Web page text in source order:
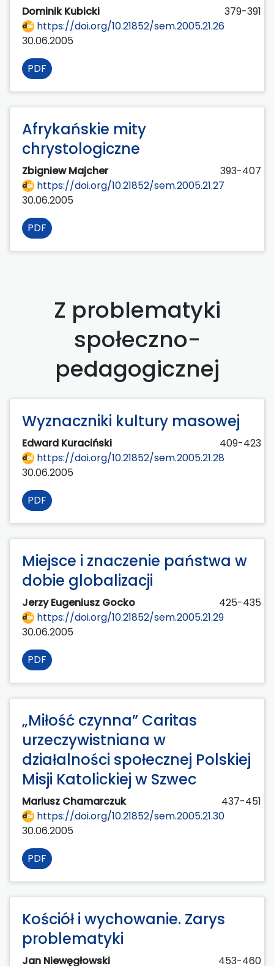
Dominik Kubicki
379-391
https://doi.org/10.21852/sem.2005.21.26
30.06.2005
PDF
Afrykańskie mity
chrystologiczne
Zbigniew Majcher
393-407
https://doi.org/10.21852/sem.2005.21.27
30.06.2005
PDF
Z problematyki
społeczno-
pedagogicznej
Wyznaczniki kultury masowej
Edward Kuraciński
409-423
https://doi.org/10.21852/sem.2005.21.28
30.06.2005
PDF
Miejsce i znaczenie państwa w
dobie globalizacji
Jerzy Eugeniusz Gocko
425-435
https://doi.org/10.21852/sem.2005.21.29
30.06.2005
PDF
„Miłość czynna” Caritas
urzeczywistniana w
działalności społecznej Polskiej
Misji Katolickiej w Szwec
Mariusz Chamarczuk
437-451
https://doi.org/10.21852/sem.2005.21.30
30.06.2005
PDF
Kościół i wychowanie. Zarys
problematyki
Jan Niewęgłowski 453-460